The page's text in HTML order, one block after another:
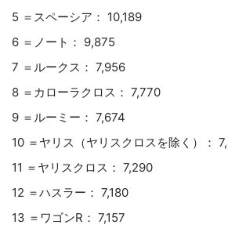
5 ＝スペーシア： 10,189
6 ＝ノート： 9,875
7 ＝ルークス： 7,956
8 ＝カローラクロス： 7,770
9 ＝ルーミー： 7,674
10 ＝ヤリス（ヤリスクロスを除く）：
11 ＝ヤリスクロス： 7,290
12 ＝ハスラー： 7,180
13 ＝ワゴンR： 7,157